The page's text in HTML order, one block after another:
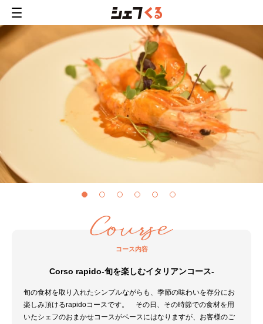
コース内容
Corso rapido-旬を楽しむイタリアンコース-
旬の食材を取り入れたシンプルながらも、季節の味わいを存分にお
楽しみ頂けるrapidoコースです。 その日、その時節での食材を用
いたシェフのおまかせコースがベースにはなりますが、お客様のご